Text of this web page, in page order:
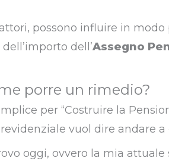
possono influire in
dell’Assegno
porre un rimedio?
per “Costruire la
vuol dire andare
oggi, ovvero la mia